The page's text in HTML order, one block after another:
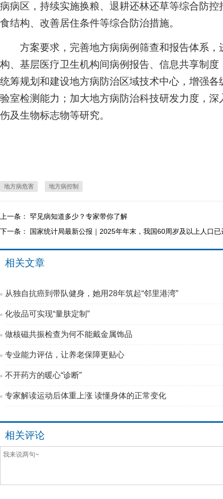
病病区，持续实施换粮、退耕还林还草等综合防
食结构、改善居住条件等综合防治措施。
方案要求，完善地方病病例筛查和报告体系，
构、基层医疗卫生机构间病例报告、信息共享制
统筹规划和建设地方病防治区域技术中心，增强
验室检测能力；加大地方病防治科技研发力度，
伤及生物标志物等研究。
地方病危害 地方病控制
上一条： 罕见病知道多少？专家带你了解
下一条： 国家统计局最新公报｜2025年年末，我国60周岁及以上人口
相关文章
从独自抗癌到带队健身，她用28年筑起“邻里港湾”
化妆品可实现“量肤定制”
做核磁共振检查为何不能戴金属饰品
专业能力评估，让养老保障更贴心
不开药方的暖心“诊断”
专家解读运动后体重上涨 读懂身体的正常变化
相关评论